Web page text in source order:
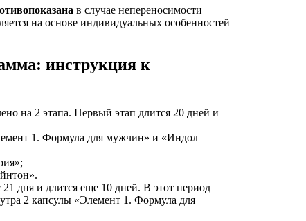
в случае непереносимости
на основе индивидуальных особенностей
инструкция к
на 2 этапа. Первый этап длится 20 дней и
1. Формула для мужчин» и «Индол
21 дня и длится еще 10 дней. В этот период
2 капсулы «Элемент 1. Формула для